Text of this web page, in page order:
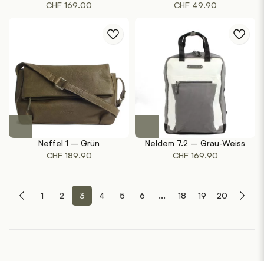
CHF 169.00
CHF49.90
Neffel 1 – Grün
CHF189.90
Neldem 7.2 – Grau-Weiss
CHF169.90
1 2 3 4 5 6 ... 18 19 20